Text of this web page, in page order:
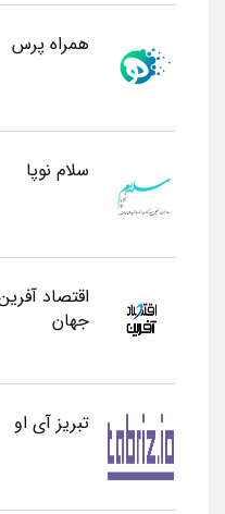
همراه پرس
سلام نوپا
اقتصاد
جهان
تبریز آی او